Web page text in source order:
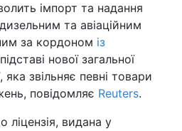
Війна
Політика
Світ
імпорт та надання
та авіаційним
за кордоном із
нової загальної
яка звільняє певні товари
повідомляє Reuters.
видана у